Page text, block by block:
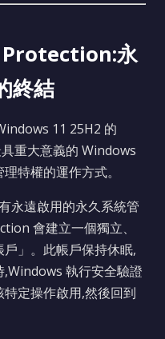
永
終結
11 25H2 的
重大意義的 Windows
特權的運作方式。
永遠啟用的永久系統管
會建立一個獨立、
」。此帳戶保持休眠,
執行安全驗證
定操作啟用,然後回到